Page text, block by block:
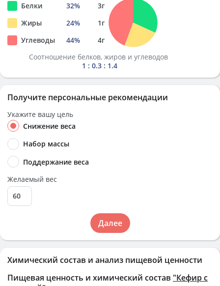
Химический состав и анализ пищевой ценности
Пищевая ценность и химический состав "Кефир с
Белки 32% 3г
Жиры
24% 1г
Углеводы
44% 4г
Соотношение белков, жиров и углеводов
1 : 0.3 : 1.4
Получите персональные рекомендации
Укажите вашу цель
Снижение веса
Набор массы
Поддержание веса
Желаемый вес
Далее